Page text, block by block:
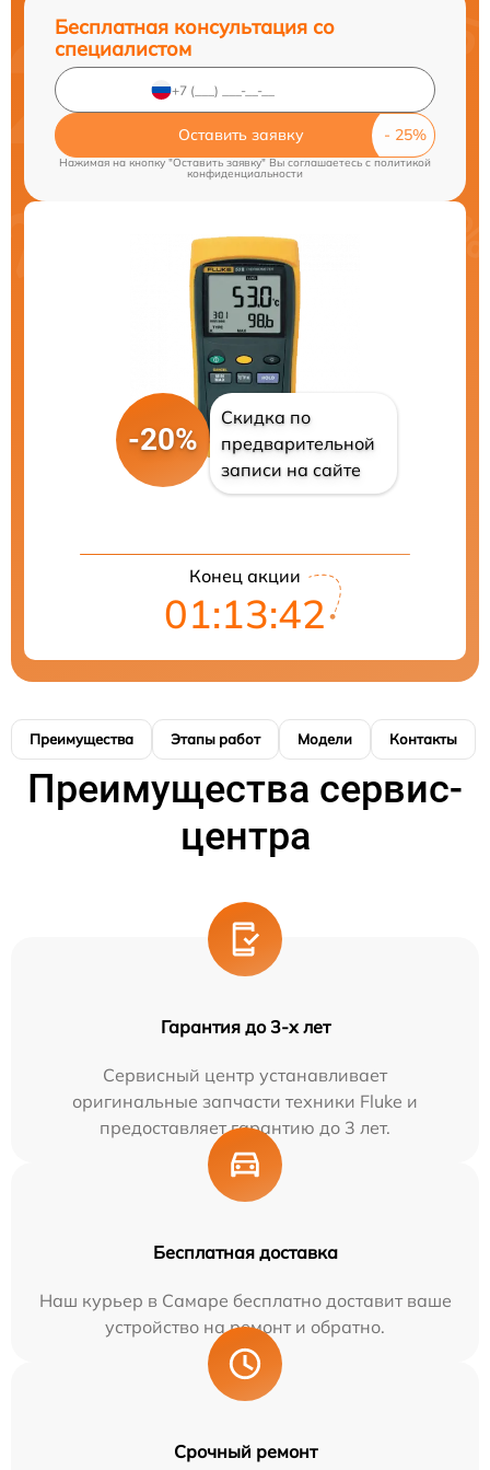
Бесплатная консультация со
специалистом
Оставить заявку
Нажимая на кнопку "Оставить заявку" Вы соглашаетесь cполитикой
конфиденциальности
-20%
Скидка по
предварительной
записи на сайте
Конец акции
01:13:41
Преимущества Этапы работ Модели Контакты
Преимущества сервис-
центра
Гарантия до 3-х лет
Сервисный центр устанавливает
оригинальные запчасти техники Fluke и
предоставляет гарантию до 3 лет.
Бесплатная доставка
Наш курьер в Самаре бесплатно доставит ваше
устройство на ремонт и обратно.
Срочный ремонт